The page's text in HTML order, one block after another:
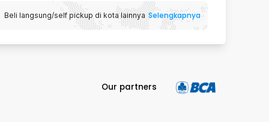
Beli langsung/self pickup di kota lainnya Selengkapnya
Our partners